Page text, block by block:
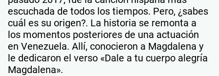
escuchada de todos los tiempos. Pero, ¿sabes
cuál es su origen?. La historia se remonta a
los momentos posteriores de una actuación
en Venezuela. Allí, conocieron a Magdalena y
le dedicaron el verso «Dale a tu cuerpo alegría
Magdalena».